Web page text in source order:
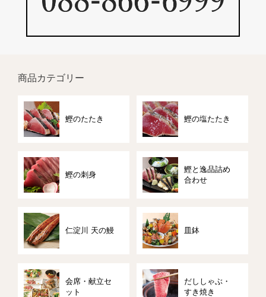
商品カテゴリー
鰹のたたき 鰹の塩たたき
鰹の刺身
鰹と逸品詰め
合わせ
仁淀川 天の鰻 皿鉢
会席・献立セ
ット
だししゃぶ・
すき焼き